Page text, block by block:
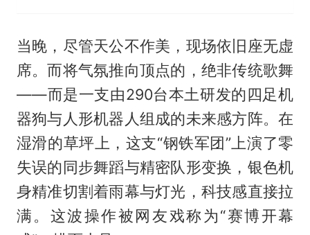
当晚，尽管天公不作美，现场依旧座无虚
席。而将气氛推向顶点的，绝非传统歌舞
——而是一支由290台本土研发的四足机
器狗与人形机器人组成的未来感方阵。在
湿滑的草坪上，这支“钢铁军团”上演了零
失误的同步舞蹈与精密队形变换，银色机
身精准切割着雨幕与灯光，科技感直接拉
满。这波操作被网友戏称为“赛博开幕